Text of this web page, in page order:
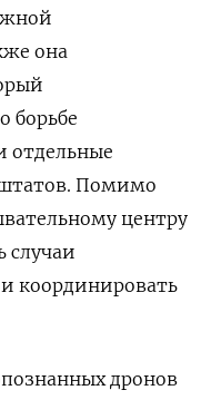
она
борьбе
отдельные
Помимо
центру
случаи
координировать
дронов